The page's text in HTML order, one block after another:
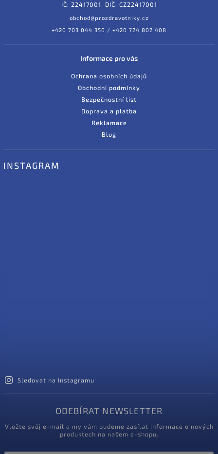
IČ: 22417001, DIČ: CZ22417001
obchod@prozdravotniky.cz
+420 703 044 350 / +420 724 802 408
Informace pro vás
Ochrana osobních údajů
Obchodní podmínky
Bezpečnostní list
Doprava a platba
Reklamace
Blog
INSTAGRAM
Sledovat na Instagramu
ODEBÍRAT NEWSLETTER
Vložte svůj e-mail a my vám budeme zasílat informace o nových
produktech na našem e-shopu.